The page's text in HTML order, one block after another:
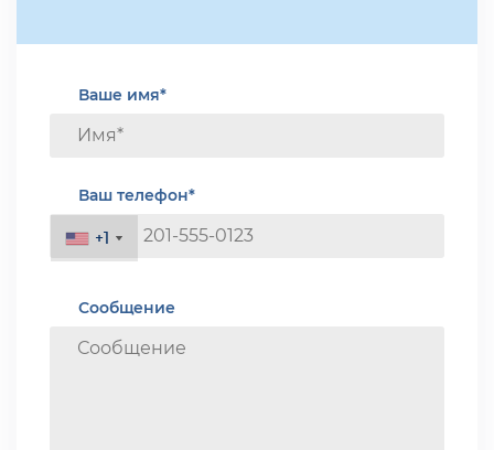
Ваше имя*
Ваш телефон*
+1
+1
Сообщение